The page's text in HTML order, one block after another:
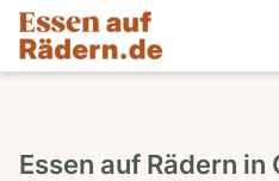
Essen auf Rädern